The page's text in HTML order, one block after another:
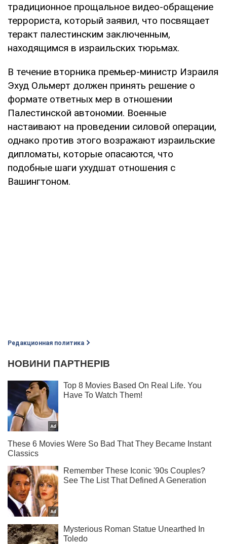
традиционное прощальное видео-обращение
террориста, который заявил, что посвящает
теракт палестинским заключенным,
находящимся в израильских тюрьмах.
В течение вторника премьер-министр Израиля
Эхуд Ольмерт должен принять решение о
формате ответных мер в отношении
Палестинской автономии. Военные
настаивают на проведении силовой операции,
однако против этого возражают израильские
дипломаты, которые опасаются, что
подобные шаги ухудшат отношения с
Вашингтоном.
Редакционная политика